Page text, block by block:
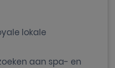
lokale
aan spa- en